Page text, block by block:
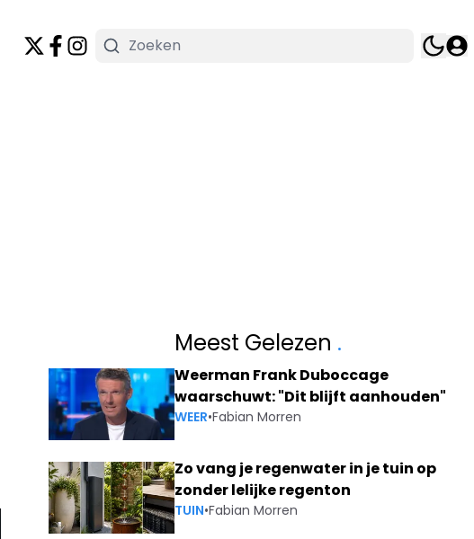
Meest Gelezen .
Weerman Frank Duboccage
waarschuwt: "Dit blijft aanhouden"
WEER•Fabian Morren
Zo vang je regenwater in je tuin op
zonder lelijke regenton
TUIN•Fabian Morren